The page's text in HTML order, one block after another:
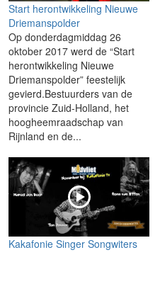
Start herontwikkeling Nieuwe
Driemanspolder
Op donderdagmiddag 26
oktober 2017 werd de “Start
herontwikkeling Nieuwe
Driemanspolder” feestelijk
gevierd.Bestuurders van de
provincie Zuid-Holland, het
hoogheemraadschap van
Rijnland en de...
Kakafonie Singer Songwiters